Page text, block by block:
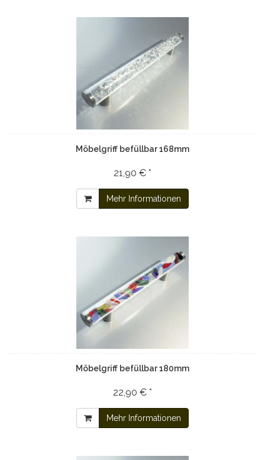
Möbelgriff befüllbar 168mm
21,90 € *
Mehr Informationen
Möbelgriff befüllbar 180mm
22,90 € *
Mehr Informationen